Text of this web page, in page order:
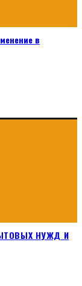
в
НУЖД И